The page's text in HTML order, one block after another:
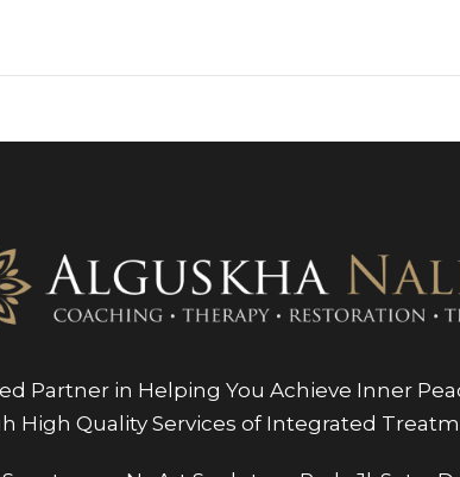
Partner in Helping You Achieve Inner
High Quality Services of Integrated